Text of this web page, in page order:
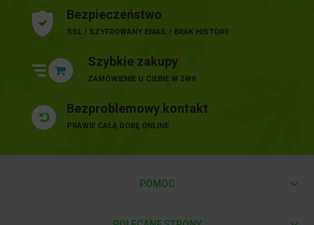
Bezpieczeństwo
SSL / SZYFROWANY EMAIL / BRAK HISTORII
Szybkie zakupy
ZAMÓWIENIE U CIEBIE W 24H!
Bezproblemowy kontakt
PRAWIE CAŁĄ DOBĘ ONLINE
POMOC